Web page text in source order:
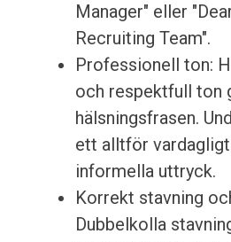
Manager" eller
Recruiting Team".
Professionell ton:
och respektfull ton
hälsningsfrasen.
ett alltför
informella uttryck.
Korrekt stavning
Dubbelkolla